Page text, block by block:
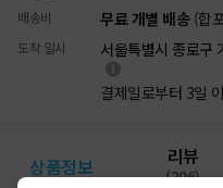
배송비 무료 개별 배송(합
도착 일시 서울특별시 종로구
결제일로부터 3일
상품정보 리뷰
(206)